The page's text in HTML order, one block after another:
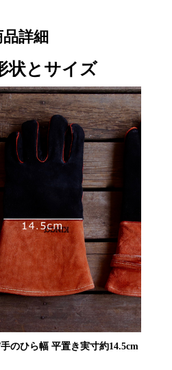
品詳細
状とサイズ
のひら幅 平置き実寸約14.5cm